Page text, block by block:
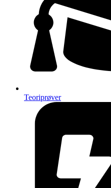
Teoriprøver